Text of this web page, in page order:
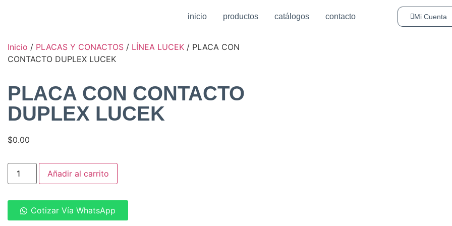
inicio productos catálogos contacto Mi Cuenta
Inicio / PLACAS Y CONACTOS / LÍNEA LUCEK / PLACA CON
CONTACTO DUPLEX LUCEK
PLACA CON CONTACTO
DUPLEX LUCEK
$0.00
Añadir al carrito
Cotizar Vía WhatsApp